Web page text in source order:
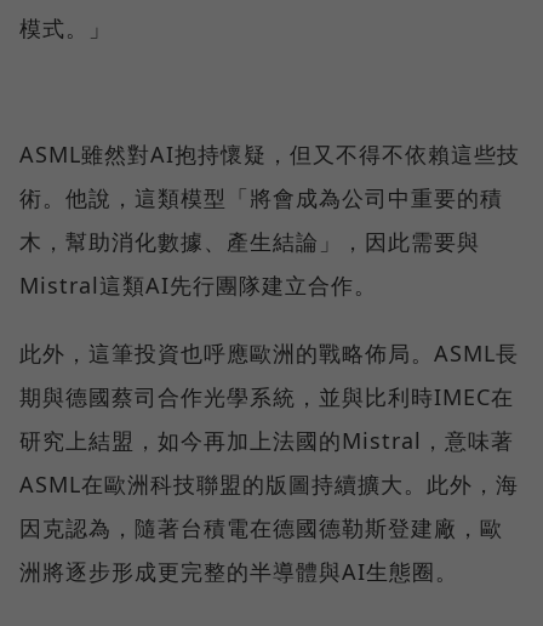
模式。」
ASML雖然對AI抱持懷疑，但又不得不依賴這些技
術。他說，這類模型「將會成為公司中重要的積
木，幫助消化數據、產生結論」，因此需要與
Mistral這類AI先行團隊建立合作。
此外，這筆投資也呼應歐洲的戰略佈局。ASML長
期與德國蔡司合作光學系統，並與比利時IMEC在
研究上結盟，如今再加上法國的Mistral，意味著
ASML在歐洲科技聯盟的版圖持續擴大。此外，海
因克認為，隨著台積電在德國德勒斯登建廠，歐
洲將逐步形成更完整的半導體與AI生態圈。